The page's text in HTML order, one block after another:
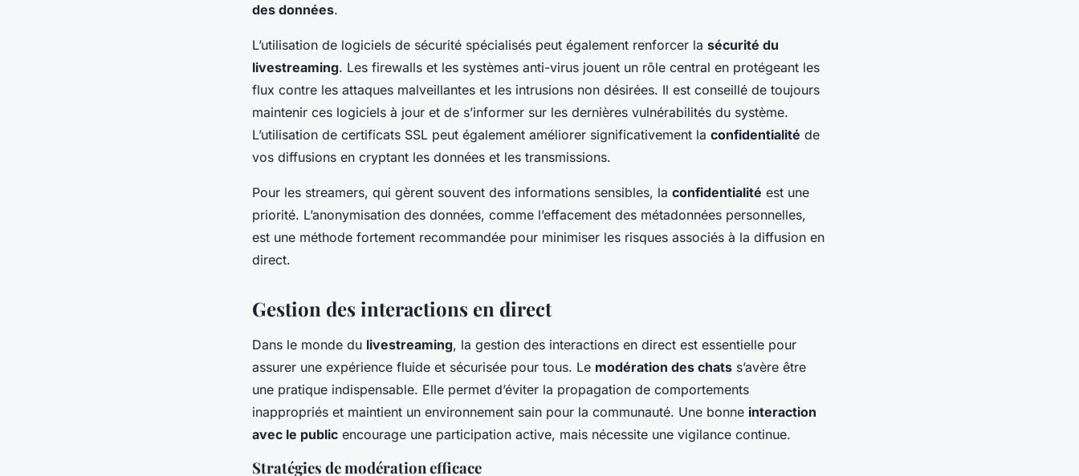
des données.
L’utilisation de logiciels de sécurité spécialisés peut également renforcer la sécurité du
livestreaming. Les firewalls et les systèmes anti-virus jouent un rôle central en protégeant les
flux contre les attaques malveillantes et les intrusions non désirées. Il est conseillé de toujours
maintenir ces logiciels à jour et de s’informer sur les dernières vulnérabilités du système.
L’utilisation de certificats SSL peut également améliorer significativement la confidentialité de
vos diffusions en cryptant les données et les transmissions.
Pour les streamers, qui gèrent souvent des informations sensibles, la confidentialité est une
priorité. L’anonymisation des données, comme l’effacement des métadonnées personnelles,
est une méthode fortement recommandée pour minimiser les risques associés à la diffusion en
direct.
Gestion des interactions en direct
Dans le monde du livestreaming, la gestion des interactions en direct est essentielle pour
assurer une expérience fluide et sécurisée pour tous. Le modération des chats s’avère être
une pratique indispensable. Elle permet d’éviter la propagation de comportements
inappropriés et maintient un environnement sain pour la communauté. Une bonne interaction
avec le public encourage une participation active, mais nécessite une vigilance continue.
Stratégies de modération efficace